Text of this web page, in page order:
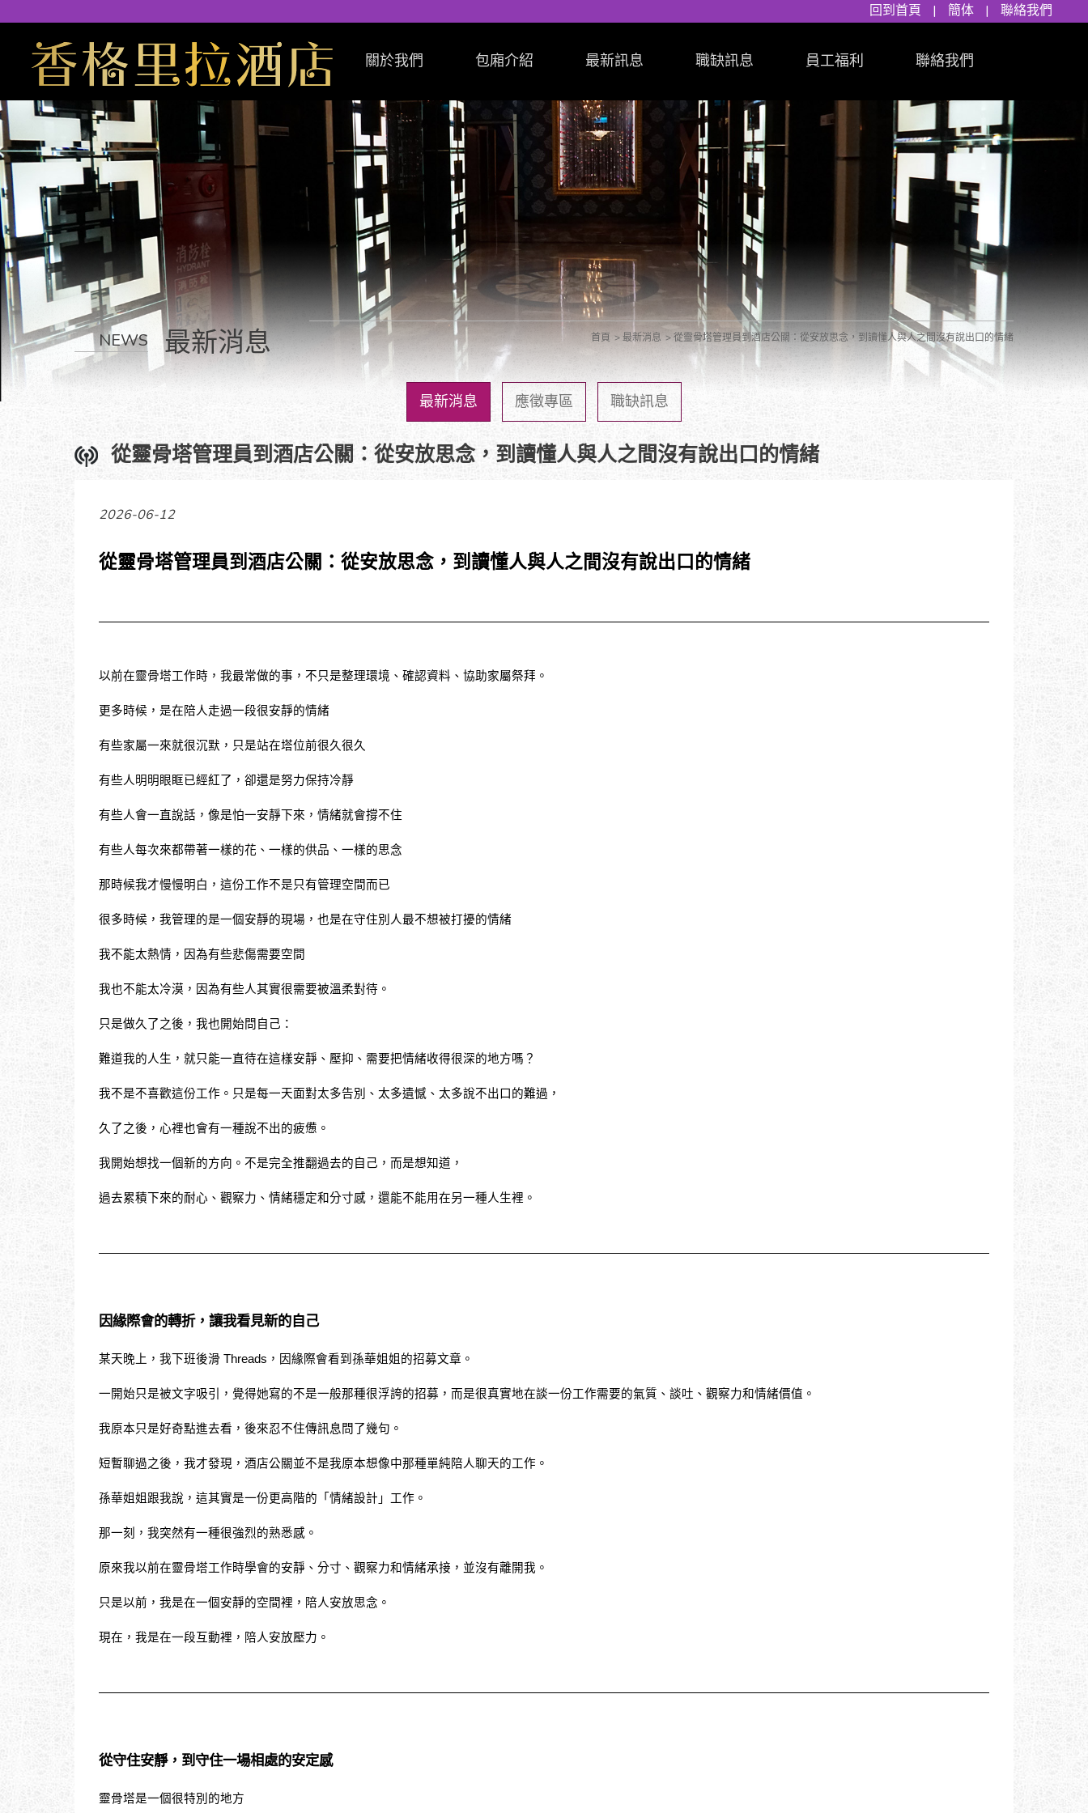
回到首頁 | 簡体 | 聯絡我們
關於我們 包廂介紹 最新訊息 職缺訊息 員工福利 聯絡我們
NEWS 最新消息 首頁 最新消息 從靈骨塔管理員到酒店公關：從安放思念，到讀懂人與人之間沒有說出口的情緒
最新消息 應徵專區 職缺訊息
從靈骨塔管理員到酒店公關：從安放思念，到讀懂人與人之間沒有說出口的情緒
2026-06-12
從靈骨塔管理員到酒店公關：從安放思念，到讀懂人與人之間沒有說出口的情緒
以前在靈骨塔工作時，我最常做的事，不只是整理環境、確認資料、協助家屬祭拜。
更多時候，是在陪人走過一段很安靜的情緒
有些家屬一來就很沉默，只是站在塔位前很久很久
有些人明明眼眶已經紅了，卻還是努力保持冷靜
有些人會一直說話，像是怕一安靜下來，情緒就會撐不住
有些人每次來都帶著一樣的花、一樣的供品、一樣的思念
那時候我才慢慢明白，這份工作不是只有管理空間而已
很多時候，我管理的是一個安靜的現場，也是在守住別人最不想被打擾的情緒
我不能太熱情，因為有些悲傷需要空間
我也不能太冷漠，因為有些人其實很需要被溫柔對待。
只是做久了之後，我也開始問自己：
難道我的人生，就只能一直待在這樣安靜、壓抑、需要把情緒收得很深的地方嗎？
我不是不喜歡這份工作。只是每一天面對太多告別、太多遺憾、太多說不出口的難過，
久了之後，心裡也會有一種說不出的疲憊。
我開始想找一個新的方向。不是完全推翻過去的自己，而是想知道，
過去累積下來的耐心、觀察力、情緒穩定和分寸感，還能不能用在另一種人生裡。
因緣際會的轉折，讓我看見新的自己
某天晚上，我下班後滑 Threads，因緣際會看到孫華姐姐的招募文章。
一開始只是被文字吸引，覺得她寫的不是一般那種很浮誇的招募，而是很真實地在談一份工作需要的氣質、談吐、觀察力和情緒價值。
我原本只是好奇點進去看，後來忍不住傳訊息問了幾句。
短暫聊過之後，我才發現，酒店公關並不是我原本想像中那種單純陪人聊天的工作。
孫華姐姐跟我說，這其實是一份更高階的「情緒設計」工作。
那一刻，我突然有一種很強烈的熟悉感。
原來我以前在靈骨塔工作時學會的安靜、分寸、觀察力和情緒承接，並沒有離開我。
只是以前，我是在一個安靜的空間裡，陪人安放思念。
現在，我是在一段互動裡，陪人安放壓力。
從守住安靜，到守住一場相處的安定感
靈骨塔是一個很特別的地方